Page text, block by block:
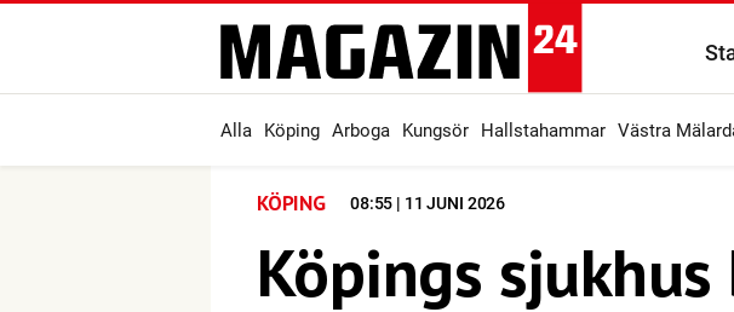
Alla Köping Arboga Kungsör Hallstahammar Västra
KÖPING 08:55 | 11 JUNI 2026
Köpings